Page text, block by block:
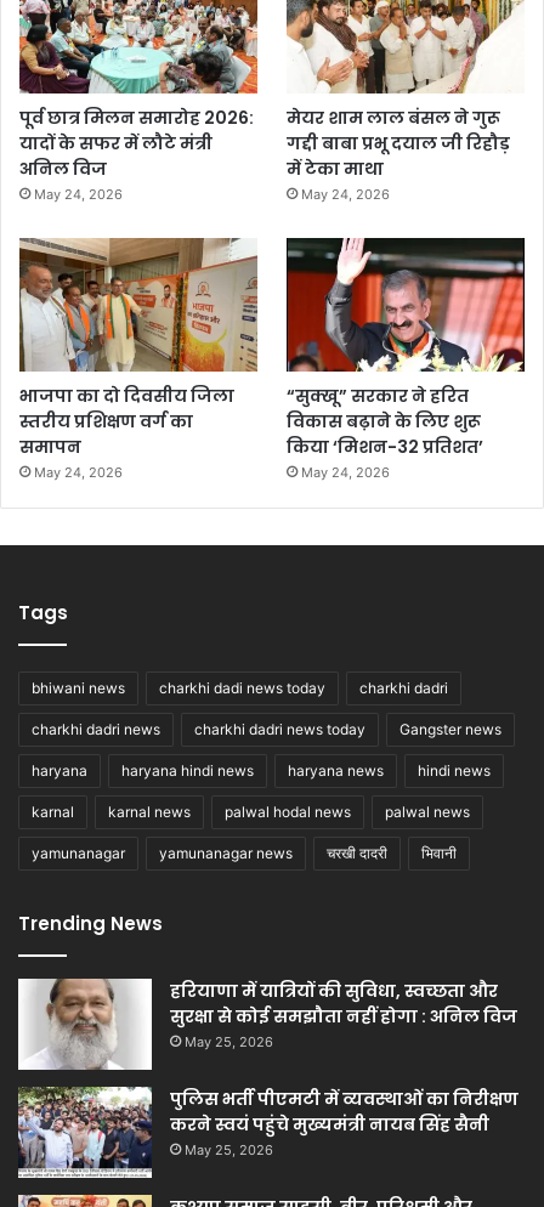
पूर्व छात्र मिलन समारोह 2026:
यादों के सफर में लौटे मंत्री
अनिल विज
May 24, 2026
मेयर शाम लाल बंसल ने गुरू
गद्दी बाबा प्रभू दयाल जी रिहौड़
में टेका माथा
May 24, 2026
भाजपा का दो दिवसीय जिला
स्तरीय प्रशिक्षण वर्ग का
समापन
May 24, 2026
“सुक्खू” सरकार ने हरित
विकास बढ़ाने के लिए शुरू
किया ‘मिशन-32 प्रतिशत’
May 24, 2026
Tags
bhiwani news charkhi dadi news today charkhi dadri
charkhi dadri news charkhi dadri news today Gangster news
haryana haryana hindi news haryana news hindi news
karnal karnal news palwal hodal news palwal news
yamunanagar yamunanagar news चरखी दादरी भिवानी
Trending News
हरियाणा में यात्रियों की सुविधा, स्वच्छता और
सुरक्षा से कोई समझौता नहीं होगा : अनिल विज
May 25, 2026
पुलिस भर्ती पीएमटी में व्यवस्थाओं का निरीक्षण
करने स्वयं पहुंचे मुख्यमंत्री नायब सिंह सैनी
May 25, 2026